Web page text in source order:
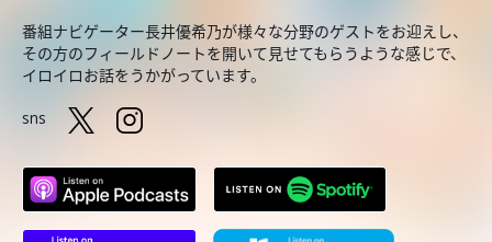
番組ナビゲーター長井優希乃が様々な分野のゲストをお迎えし、
その方のフィールドノートを開いて見せてもらうような感じで、
イロイロお話をうかがっています。
sns